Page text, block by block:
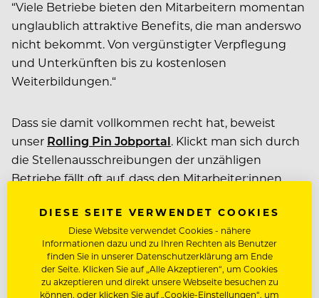
“Viele Betriebe bieten den Mitarbeitern momentan
unglaublich attraktive Benefits, die man anderswo
nicht bekommt. Von vergünstigter Verpflegung
und Unterkünften bis zu kostenlosen
Weiterbildungen.“
Dass sie damit vollkommen recht hat, beweist
unser Rolling Pin Jobportal. Klickt man sich durch
die Stellenausschreibungen der unzähligen
Betriebe fällt oft auf, dass den Mitarbeiter:innen
Vergünstigte Kost und Logis, Tickets für öffentliche
Verkehrsmittel, bezahlte Weiterbildungskurse,
Nutzung der betriebsinternen Wellnessanlagen
etc. Davon kann der “Standard-Berufstätige” nur
DIESE SEITE VERWENDET COOKIES
Diese Website verwendet Cookies - nähere
Informationen dazu und zu Ihren Rechten als Benutzer
finden Sie in unserer Datenschutzerklärung am Ende
der Seite. Klicken Sie auf „Alle Akzeptieren“, um Cookies
zu akzeptieren und direkt unsere Webseite besuchen zu
können, oder klicken Sie auf „Cookie-Einstellungen“, um